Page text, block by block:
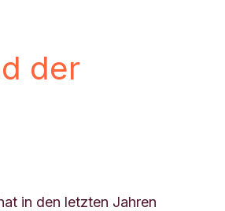
der
in den letzten Jahren